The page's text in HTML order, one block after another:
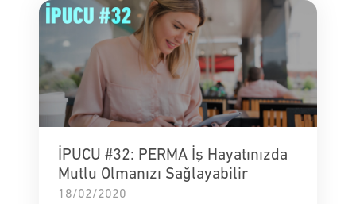
İPUCU #32: PERMA İş Hayatınızda
Mutlu Olmanızı Sağlayabilir
18/02/2020